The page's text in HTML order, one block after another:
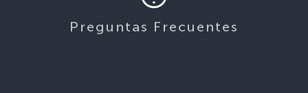
Preguntas Frecuentes